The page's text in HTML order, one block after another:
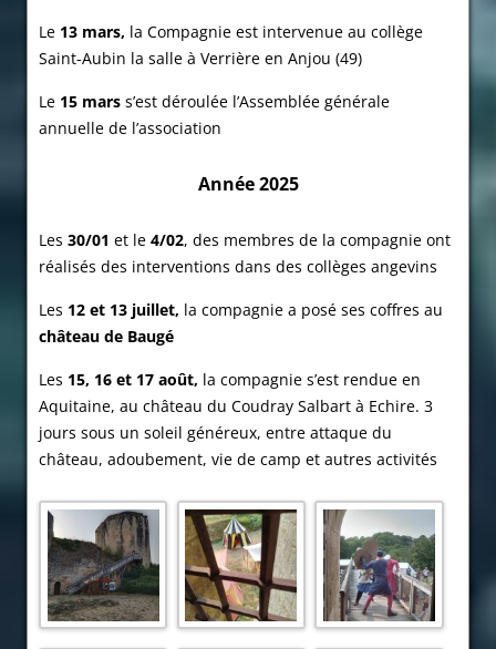
Le 13 mars, la Compagnie est intervenue au collège
Saint-Aubin la salle à Verrière en Anjou (49)
Le 15 mars s’est déroulée l’Assemblée générale
annuelle de l’association
Année 2025
Les 30/01 et le 4/02, des membres de la compagnie ont
réalisés des interventions dans des collèges angevins
Les 12 et 13 juillet, la compagnie a posé ses coffres au
château de Baugé
Les 15, 16 et 17 août, la compagnie s’est rendue en
Aquitaine, au château du Coudray Salbart à Echire. 3
jours sous un soleil généreux, entre attaque du
château, adoubement, vie de camp et autres activités